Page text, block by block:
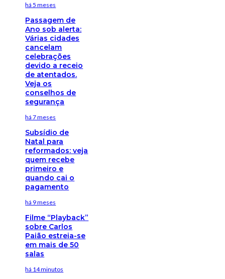
há 5 meses
Passagem de
Ano sob alerta:
Várias cidades
cancelam
celebrações
devido a receio
de atentados.
Veja os
conselhos de
segurança
há 7 meses
Subsídio de
Natal para
reformados: veja
quem recebe
primeiro e
quando cai o
pagamento
há 9 meses
Filme “Playback”
sobre Carlos
Paião estreia-se
em mais de 50
salas
há 14 minutos